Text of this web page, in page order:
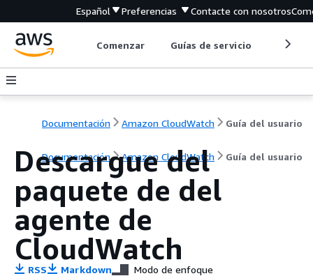
Español Preferencias Contacte con nosotros
Comenzar Guías de servicio
Documentación Amazon CloudWatch Guía del usuario
Documentación Amazon CloudWatch Guía del usuario
Descargue del
paquete de del
agente de
CloudWatch
RSS Markdown Modo de enfoque